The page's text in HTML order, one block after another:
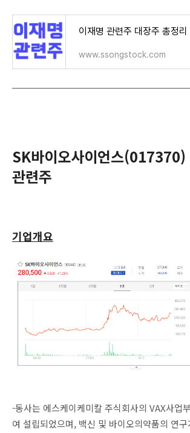
이재명 관련주 대장주 총정리
www.ssongstock.com
SK바이오사이언스
관련주
기업개요
-동사는 에스케이케미칼 주식회사의 VAX사업
여 설립되었으며, 백신 및 바이오의약품의 연